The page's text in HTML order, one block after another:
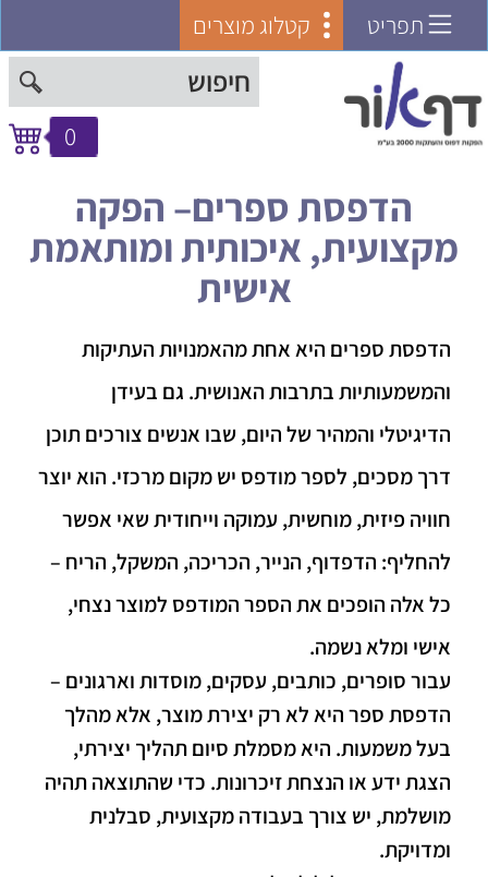
תפריט קטלוג מוצרים
0
הדפסת ספרים– הפקה
מקצועית, איכותית ומותאמת
אישית
הדפסת ספרים היא אחת מהאמנויות העתיקות
והמשמעותיות בתרבות האנושית. גם בעידן
הדיגיטלי והמהיר של היום, שבו אנשים צורכים תוכן
דרך מסכים, לספר מודפס יש מקום מרכזי. הוא יוצר
חוויה פיזית, מוחשית, עמוקה וייחודית שאי אפשר
להחליף: הדפדוף, הנייר, הכריכה, המשקל, הריח –
כל אלה הופכים את הספר המודפס למוצר נצחי,
אישי ומלא נשמה.
עבור סופרים, כותבים, עסקים, מוסדות וארגונים –
הדפסת ספר היא לא רק יצירת מוצר, אלא מהלך
בעל משמעות. היא מסמלת סיום תהליך יצירתי,
הצגת ידע או הנצחת זיכרונות. כדי שהתוצאה תהיה
מושלמת, יש צורך בעבודה מקצועית, סבלנית
ומדויקת.